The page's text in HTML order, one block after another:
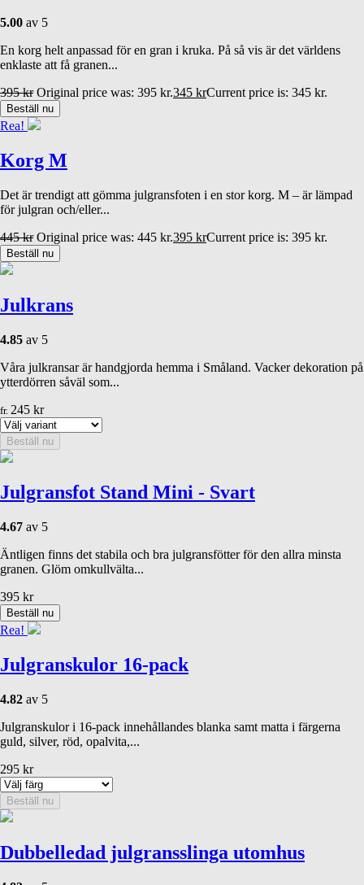
5.00 av 5
En korg helt anpassad för en gran i kruka. På så vis är det världens
enklaste att få granen...
395kr Original price was: 395 kr.345 krCurrent price is: 345 kr.
Beställ nu
Rea!
Korg M
Det är trendigt att gömma julgransfoten i en stor korg. M – är lämpad
för julgran och/eller...
445kr Original price was: 445 kr.395 krCurrent price is: 395 kr.
Beställ nu
Julkrans
4.85 av 5
Våra julkransar är handgjorda hemma i Småland. Vacker dekoration på
ytterdörren såväl som...
fr. 245 kr
Beställ nu
Julgransfot Stand Mini - Svart
4.67 av 5
Äntligen finns det stabila och bra julgransfötter för den allra minsta
granen. Glöm omkullvälta...
395 kr
Beställ nu
Rea!
Julgranskulor 16-pack
4.82 av 5
Julgranskulor i 16-pack innehållandes blanka samt matta i färgerna
guld, silver, röd, opalvita,...
295 kr
Beställ nu
Dubbelledad julgransslinga utomhus